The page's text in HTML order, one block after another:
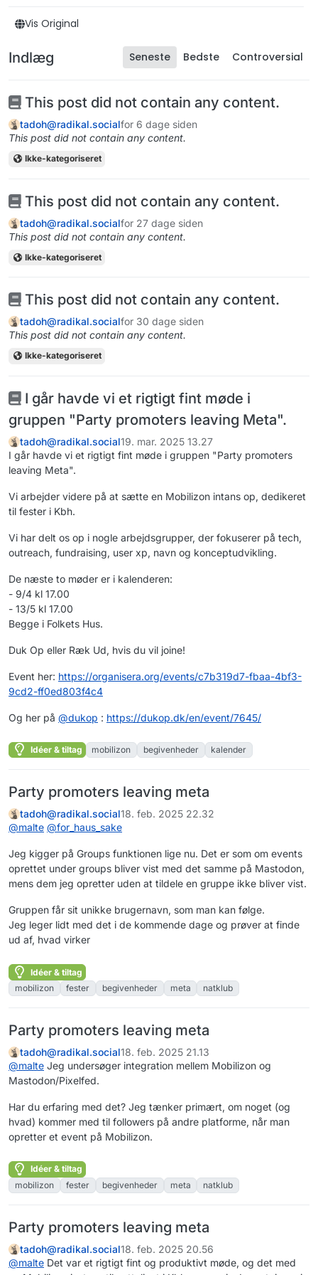
Vis Original
Indlæg Seneste Bedste Controversial
This post did not contain any content.
tadoh@radikal.socialfor 6 dage siden
This post did not contain any content.
Ikke-kategoriseret
This post did not contain any content.
tadoh@radikal.socialfor 27 dage siden
This post did not contain any content.
Ikke-kategoriseret
This post did not contain any content.
tadoh@radikal.socialfor 30 dage siden
This post did not contain any content.
Ikke-kategoriseret
I går havde vi et rigtigt fint møde i
gruppen "Party promoters leaving Meta".
tadoh@radikal.social19. mar. 2025 13.27
I går havde vi et rigtigt fint møde i gruppen "Party promoters
leaving Meta".
Vi arbejder videre på at sætte en Mobilizon intans op, dedikeret
til fester i Kbh.
Vi har delt os op i nogle arbejdsgrupper, der fokuserer på tech,
outreach, fundraising, user xp, navn og konceptudvikling.
De næste to møder er i kalenderen:
- 9/4 kl 17.00
- 13/5 kl 17.00
Begge i Folkets Hus.
Duk Op eller Ræk Ud, hvis du vil joine!
Event her: https://organisera.org/events/c7b319d7-fbaa-4bf3-
9cd2-ff0ed803f4c4
Og her på @dukop : https://dukop.dk/en/event/7645/
Idéer & tiltag mobilizon begivenheder kalender
Party promoters leaving meta
tadoh@radikal.social18. feb. 2025 22.32
@malte @for_haus_sake
Jeg kigger på Groups funktionen lige nu. Det er som om events
oprettet under groups bliver vist med det samme på Mastodon,
mens dem jeg opretter uden at tildele en gruppe ikke bliver vist.
Gruppen får sit unikke brugernavn, som man kan følge.
Jeg leger lidt med det i de kommende dage og prøver at finde
ud af, hvad virker
Idéer & tiltag
mobilizon
fester begivenheder meta natklub
Party promoters leaving meta
tadoh@radikal.social18. feb. 2025 21.13
@malte Jeg undersøger integration mellem Mobilizon og
Mastodon/Pixelfed.
Har du erfaring med det? Jeg tænker primært, om noget (og
hvad) kommer med til followers på andre platforme, når man
opretter et event på Mobilizon.
Idéer & tiltag
mobilizon
fester begivenheder meta natklub
Party promoters leaving meta
tadoh@radikal.social18. feb. 2025 20.56
@malte Det var et rigtigt fint og produktivt møde, og det med